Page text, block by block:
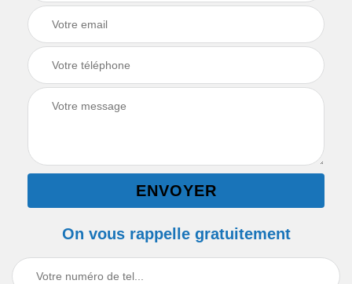
On vous rappelle gratuitement